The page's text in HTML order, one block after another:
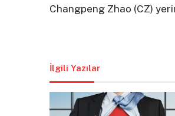
Changpeng Zhao (CZ)
İlgili Yazılar